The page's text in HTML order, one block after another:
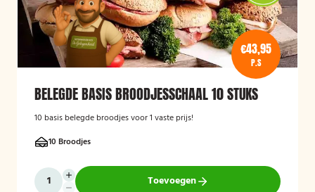
€43,95
P.S
BELEGDE BASIS BROODJESSCHAAL 10 STUKS
10 basis belegde broodjes voor 1 vaste prijs!
10 Broodjes
Toevoegen